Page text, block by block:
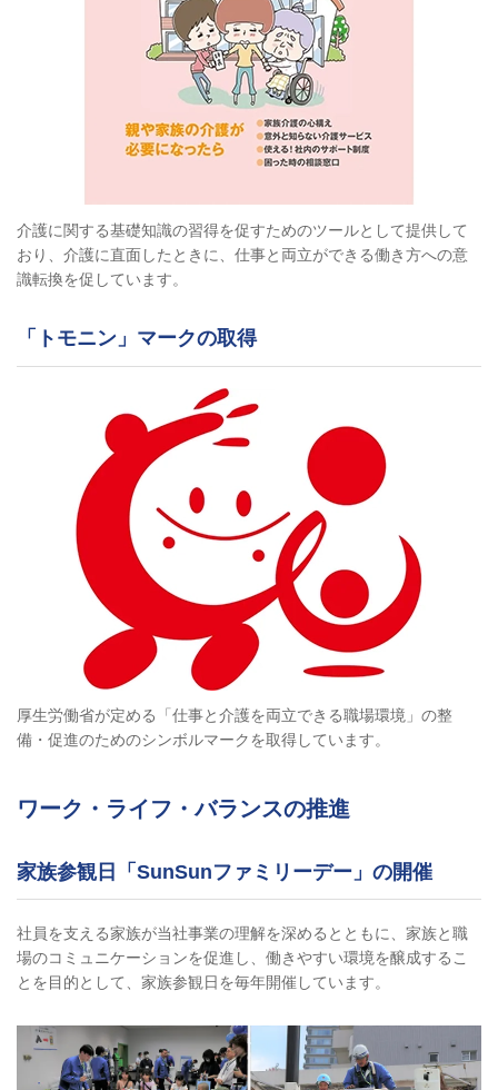
介護に関する基礎知識の習得を促すためのツールとして提供して
おり、介護に直面したときに、仕事と両立ができる働き方への意
識転換を促しています。
「トモニン」マークの取得
厚生労働省が定める「仕事と介護を両立できる職場環境」の整
備・促進のためのシンボルマークを取得しています。
ワーク・ライフ・バランスの推進
家族参観日「SunSunファミリーデー」の開催
社員を支える家族が当社事業の理解を深めるとともに、家族と職
場のコミュニケーションを促進し、働きやすい環境を醸成するこ
とを目的として、家族参観日を毎年開催しています。